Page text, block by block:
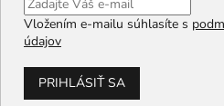
Vložením e-mailu súhlasíte s
údajov
PRIHLÁSIŤ SA